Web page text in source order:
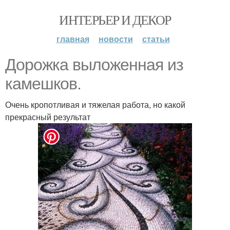
ИНТЕРЬЕР И ДЕКОР
главная новости статьи
Дорожка выложенная из
камешков.
Очень кропотливая и тяжелая работа, но какой
прекрасный результат